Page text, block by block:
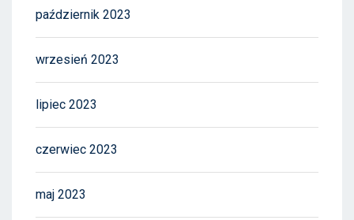
październik 2023
wrzesień 2023
lipiec 2023
czerwiec 2023
maj 2023